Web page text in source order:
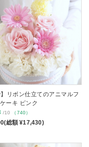
】リボン仕立てのアニマルフ
ーキ ピンク
/10 （740）
総額 ¥17,430)